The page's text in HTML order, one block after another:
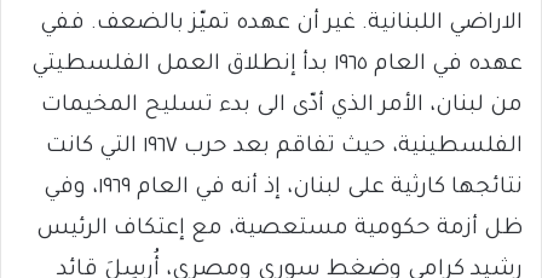
الاراضي اللبنانية. غير أن عهده تميّز بالضعف. ففي
عهده في العام ١٩٦٥ بدأ إنطلاق العمل الفلسطيتي
من لبنان، الأمر الذي أدّى الى بدء تسليح المخيمات
الفلسطينية، حيث تفاقم بعد حرب ١٩٦٧ التي كانت
نتائجها كارثية على لبنان، إذ أنه في العام ١٩٦٩، وفي
ظل أزمة حكومية مستعصية، مع إعتكاف الرئيس
رشيد كرامي وضغط سوري ومصري، أُرسِلَ قائد